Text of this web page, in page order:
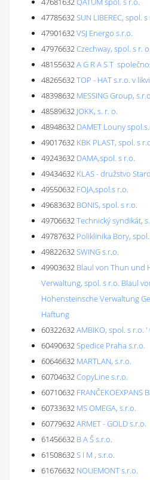
47785632SUN LIBEREC, spol. s
47901632VSJ Energo s.r.o.
47976632Czechway, spol. s r.
48155632A G R A S T
48265632TOP - HAT s.r.o. v
48398632 MESSING Group,
48589632 JOKK, s. r. o.
48948632 DAMET Louny
49017632 KBK PLAST, spol. s
49243632 DAMA,spol. s r.o.
49434632 KLAS - družstvo
49550632 FOJA,spol.s r.o.
49683632 BONIS, spol. s r.o.
49706632Technický syndikát,
49787632 Poliklinika Bory,
49822632SWING s.r.o.
49903632 Blaul von Thun und
Verwaltung, spol. s r.o. Blaul
Hohensteinsche Verwaltung
Haftung
60322632AMBIKO, spol. s r.o. '
60490632Spedice Praha s.r.o.
60646632 MARTLAN, s.r.o.
60704632CopyLine s.r.o.
60710632 FRANČEKOEXPANS
60733632 MS OMEGA, s.r.o.
60779632ARMET - GOLD s.r.o.
61456632 B A Š s.r.o.
61508632S I M , s.r.o.
61676632 NOUEMONT s.r.o.